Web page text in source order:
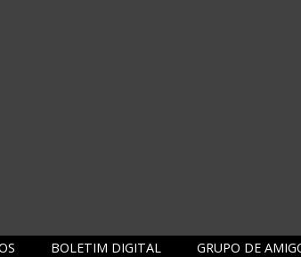
GRUPO DE
BOLETIM DIGITAL